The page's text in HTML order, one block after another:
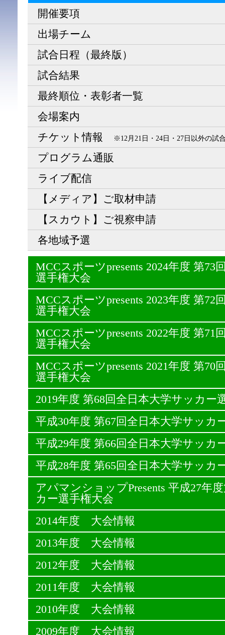
開催要項
出場チーム
試合日程（最終版）
試合結果
最終順位・表彰者一覧
会場案内
チケット情報
※12月21日・24日・27日以外の試
プログラム通販
ライブ配信
【メディア】ご取材申請
【スカウト】ご視察申請
各地域予選
MCCスポーツpresents 2024年度 第73
選手権大会
MCCスポーツpresents 2023年度 第72
選手権大会
MCCスポーツpresents 2022年度 第71
選手権大会
MCCスポーツpresents 2021年度 第70
選手権大会
2019年度 第68回全日本大学サッカー
平成30年度 第67回全日本大学サッカ
平成29年度 第66回全日本大学サッカ
平成28年度 第65回全日本大学サッカ
アパマンショップPresents 平成27年
カー選手権大会
2014年度 大会情報
2013年度 大会情報
2012年度 大会情報
2011年度 大会情報
2010年度 大会情報
2009年度 大会情報